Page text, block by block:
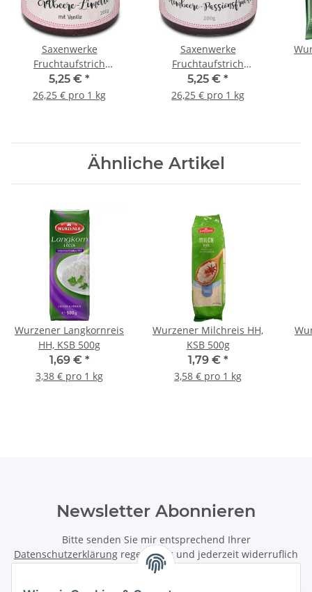
Saxenwerke
Fruchtaufstrich
Erdbeere-Limette 200g
5,25 € *
26,25 € pro 1 kg
Saxenwerke
Fruchtaufstrich
Himbeere-
Passionsfrucht 200g
5,25 € *
26,25 € pro 1 kg
Ähnliche Artikel
Wurzener Langkornreis
HH, KSB 500g
1,69 € *
3,38 € pro 1 kg
Wurzener Milchreis HH,
KSB 500g
1,79 € *
3,58 € pro 1 kg
Newsletter Abonnieren
Bitte senden Sie mir entsprechend Ihrer
Datenschutzerklärung regelmäßig und jederzeit widerruflich
Informationen zu Ihrem Produktsortiment per E-Mail zu.